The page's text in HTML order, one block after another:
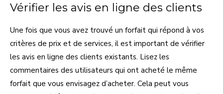
Vérifier les avis en ligne des clients
Une fois que vous avez trouvé un forfait qui répond à vos
critères de prix et de services, il est important de vérifier
les avis en ligne des clients existants. Lisez les
commentaires des utilisateurs qui ont acheté le même
forfait que vous envisagez d’acheter. Cela peut vous